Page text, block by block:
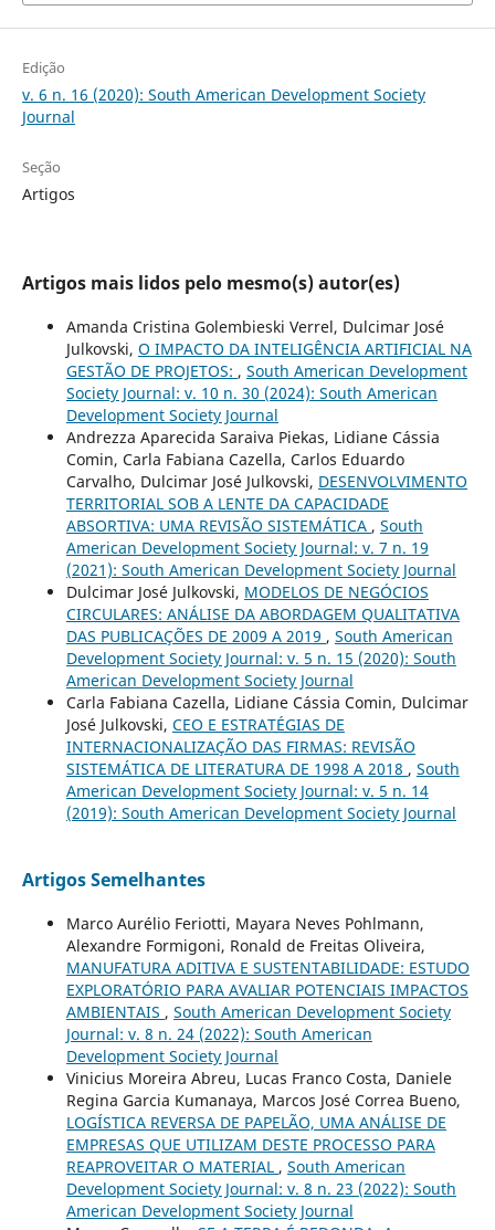
Edição
v. 6 n. 16 (2020): South American Development Society
Journal
Seção
Artigos
Artigos mais lidos pelo mesmo(s) autor(es)
Amanda Cristina Golembieski Verrel, Dulcimar José
Julkovski, O IMPACTO DA INTELIGÊNCIA ARTIFICIAL NA
GESTÃO DE PROJETOS: , South American Development
Society Journal: v. 10 n. 30 (2024): South American
Development Society Journal
Andrezza Aparecida Saraiva Piekas, Lidiane Cássia
Comin, Carla Fabiana Cazella, Carlos Eduardo
Carvalho, Dulcimar José Julkovski, DESENVOLVIMENTO
TERRITORIAL SOB A LENTE DA CAPACIDADE
ABSORTIVA: UMA REVISÃO SISTEMÁTICA , South
American Development Society Journal: v. 7 n. 19
(2021): South American Development Society Journal
Dulcimar José Julkovski, MODELOS DE NEGÓCIOS
CIRCULARES: ANÁLISE DA ABORDAGEM QUALITATIVA
DAS PUBLICAÇÕES DE 2009 A 2019 , South American
Development Society Journal: v. 5 n. 15 (2020): South
American Development Society Journal
Carla Fabiana Cazella, Lidiane Cássia Comin, Dulcimar
José Julkovski, CEO E ESTRATÉGIAS DE
INTERNACIONALIZAÇÃO DAS FIRMAS: REVISÃO
SISTEMÁTICA DE LITERATURA DE 1998 A 2018 , South
American Development Society Journal: v. 5 n. 14
(2019): South American Development Society Journal
Artigos Semelhantes
Marco Aurélio Feriotti, Mayara Neves Pohlmann,
Alexandre Formigoni, Ronald de Freitas Oliveira,
MANUFATURA ADITIVA E SUSTENTABILIDADE: ESTUDO
EXPLORATÓRIO PARA AVALIAR POTENCIAIS IMPACTOS
AMBIENTAIS , South American Development Society
Journal: v. 8 n. 24 (2022): South American
Development Society Journal
Vinicius Moreira Abreu, Lucas Franco Costa, Daniele
Regina Garcia Kumanaya, Marcos José Correa Bueno,
LOGÍSTICA REVERSA DE PAPELÃO, UMA ANÁLISE DE
EMPRESAS QUE UTILIZAM DESTE PROCESSO PARA
REAPROVEITAR O MATERIAL , South American
Development Society Journal: v. 8 n. 23 (2022): South
American Development Society Journal